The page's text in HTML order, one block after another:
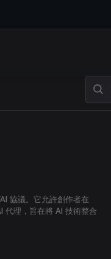
協議。它允許創作者在
代理，旨在將 AI 技術整合